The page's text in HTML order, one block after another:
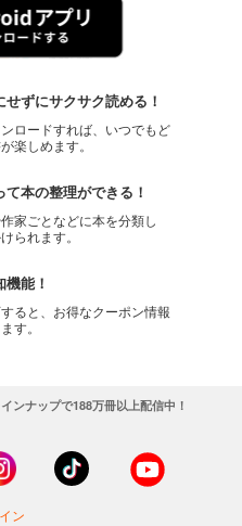
せずにサクサク読める！
ロードすれば、いつでもど
楽しめます。
本の整理ができる！
家ごとなどに本を分類し
られます。
能！
ると、お得なクーポン情報
す。
ンナップで188万冊以上配信中！
ン